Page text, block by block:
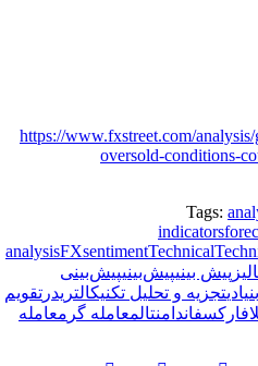
https://www.fxstreet.com/
oversold-conditions-
Tags:
indicators
analysisFXsentimentTechnical
پیش بینیپیش‌بینیپیش‌بینی
تجزیه و تحلیل تکنیکالتریدر تقویم
فارکسفاندامنتالمعامله گر معامله